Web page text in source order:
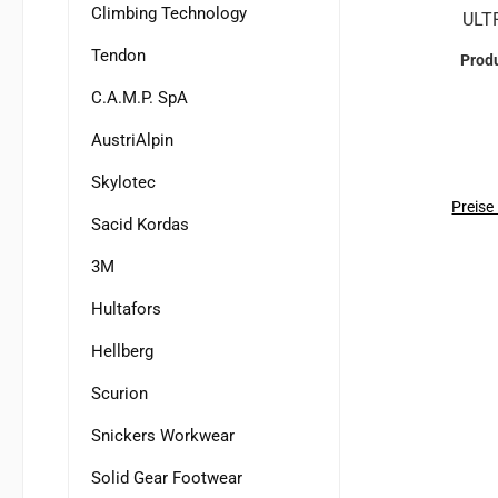
Climbing Technology
Tendon
C.A.M.P. SpA
AustriAlpin
Skylotec
Sacid Kordas
3M
Hultafors
Hellberg
Scurion
Snickers Workwear
Solid Gear Footwear